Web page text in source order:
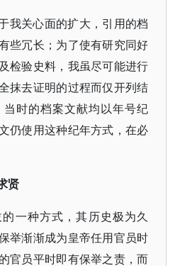
我关心面的扩大，引用的档
些冗长；为了使有研究同好
检验史料，我虽尽可能进行
抹去证明的过程而仅开列结
时的档案文献均以年号纪
仍使用这种纪年方式，在必
贤
一种方式，其历史极为久
举渐渐成为皇帝任用官员时
官员平时即有保举之责，而